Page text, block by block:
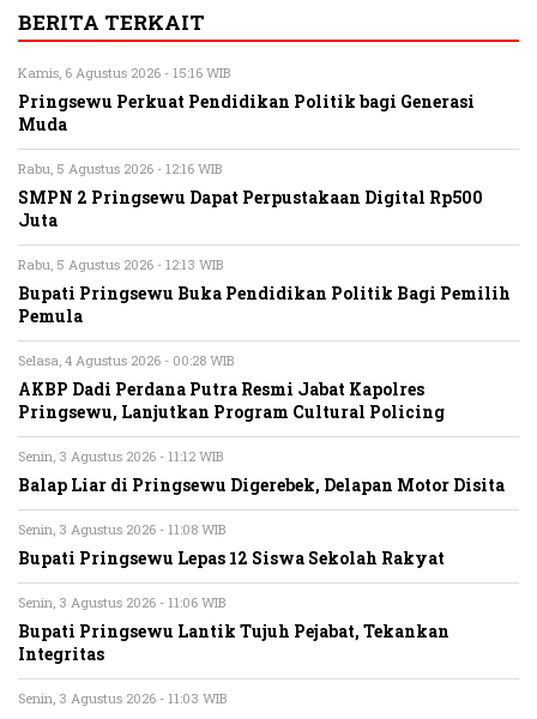
BERITA TERKAIT
Kamis, 6 Agustus 2026 - 15:16 WIB
Pringsewu Perkuat Pendidikan Politik bagi Generasi
Muda
Rabu, 5 Agustus 2026 - 12:16 WIB
SMPN 2 Pringsewu Dapat Perpustakaan Digital Rp500
Juta
Rabu, 5 Agustus 2026 - 12:13 WIB
Bupati Pringsewu Buka Pendidikan Politik Bagi Pemilih
Pemula
Selasa, 4 Agustus 2026 - 00:28 WIB
AKBP Dadi Perdana Putra Resmi Jabat Kapolres
Pringsewu, Lanjutkan Program Cultural Policing
Senin, 3 Agustus 2026 - 11:12 WIB
Balap Liar di Pringsewu Digerebek, Delapan Motor Disita
Senin, 3 Agustus 2026 - 11:08 WIB
Bupati Pringsewu Lepas 12 Siswa Sekolah Rakyat
Senin, 3 Agustus 2026 - 11:06 WIB
Bupati Pringsewu Lantik Tujuh Pejabat, Tekankan
Integritas
Senin, 3 Agustus 2026 - 11:03 WIB